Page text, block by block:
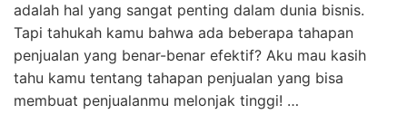
adalah hal yang sangat penting dalam dunia bisnis.
Tapi tahukah kamu bahwa ada beberapa tahapan
penjualan yang benar-benar efektif? Aku mau kasih
tahu kamu tentang tahapan penjualan yang bisa
membuat penjualanmu melonjak tinggi! …